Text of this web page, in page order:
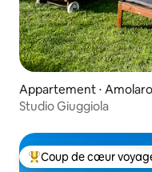
Appartement ⋅ Amolaro
Studio Giuggiola
Coups de cœur
Coup de cœur